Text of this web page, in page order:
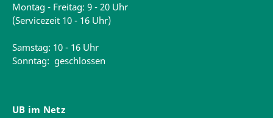
Montag - Freitag: 9 - 20 Uhr
(Servicezeit 10 - 16 Uhr)
Samstag: 10 - 16 Uhr
Sonntag: geschlossen
UB im Netz